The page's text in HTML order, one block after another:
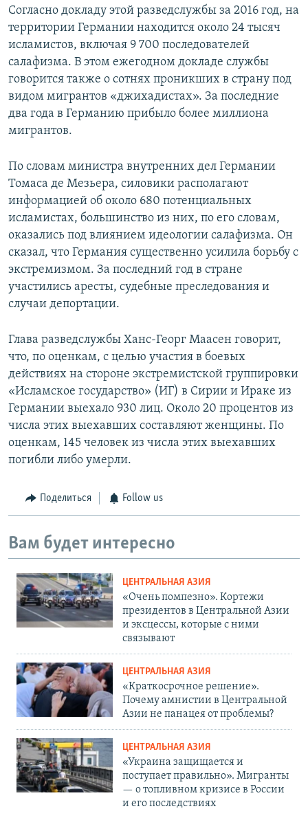
Согласно докладу этой разведслужбы за 2016 год, на
территории Германии находится около 24 тысяч
исламистов, включая 9 700 последователей
салафизма. В этом ежегодном докладе службы
говорится также о сотнях проникших в страну под
видом мигрантов «джихадистах». За последние
два года в Германию прибыло более миллиона
мигрантов.
По словам министра внутренних дел Германии
Томаса де Мезьера, силовики располагают
информацией об около 680 потенциальных
исламистах, большинство из них, по его словам,
оказались под влиянием идеологии салафизма. Он
сказал, что Германия существенно усилила борьбу с
экстремизмом. За последний год в стране
участились аресты, судебные преследования и
случаи депортации.
Глава разведслужбы Ханс-Георг Маасен говорит,
что, по оценкам, с целью участия в боевых
действиях на стороне экстремистской группировки
«Исламское государство» (ИГ) в Сирии и Ираке из
Германии выехало 930 лиц. Около 20 процентов из
числа этих выехавших составляют женщины. По
оценкам, 145 человек из числа этих выехавших
погибли либо умерли.
Поделиться Follow us
Вам будет интересно
ЦЕНТРАЛЬНАЯ АЗИЯ
«Очень помпезно». Кортежи
президентов в Центральной Азии
и эксцессы, которые с ними
связывают
ЦЕНТРАЛЬНАЯ АЗИЯ
«Краткосрочное решение».
Почему амнистии в Центральной
Азии не панацея от проблемы?
ЦЕНТРАЛЬНАЯ АЗИЯ
«Украина защищается и
поступает правильно». Мигранты
— о топливном кризисе в России
и его последствиях